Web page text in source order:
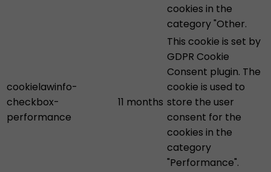
cookies in the
category "Other.
cookielawinfo-
checkbox-
performance
11 months
This cookie is set by
GDPR Cookie
Consent plugin. The
cookie is used to
store the user
consent for the
cookies in the
category
"Performance".